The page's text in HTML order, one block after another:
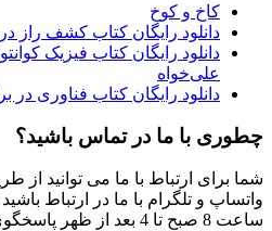
کاخ و کوخ
دانلود رایگان کتاب کشف راز
دانلود رایگان کتاب فیزیک
علی‌خواه
دانلود رایگان کتاب فناوری در
چطوری با ما در تماس باشید؟
واتساپ و تلگرام با ما در ارتباط
ساعت 8 صبح تا 4 بعد از ظهر پاسخگوی کاربران عزیز می باشیم